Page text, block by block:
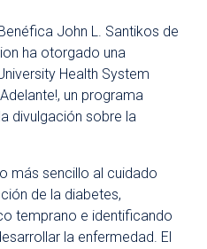
John L. Santikos de
ha otorgado una
Health System
un programa
divulgación sobre la
más sencillo al cuidado
de la diabetes,
temprano e identificando
la enfermedad. El